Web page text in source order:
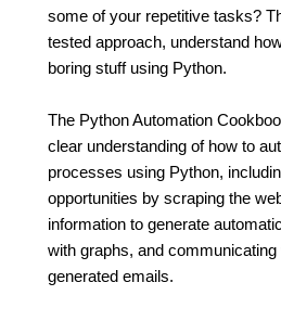
some of your repetitive tasks?
tested approach, understand
boring stuff using Python.
The Python Automation
clear understanding of how to
processes using Python,
opportunities by scraping the
information to generate
with graphs, and
generated emails.